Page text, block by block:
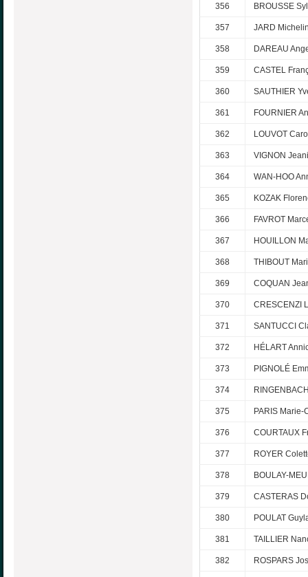
356 BROUSSE
357 JARD
358 DAREAU
359 CASTEL
360 SAUTHIER
361 FOURNIER
362 LOUVOT
363 VIGNON
364 WAN-HOO
365 KOZAK
366 FAVROT
367 HOUILLON
368 THIBOUT
369 COQUAN
370 CRESCENZI
371 SANTUCCI
372 HÉLART
373 PIGNOLÉ
374
375 PARIS Marie-
376 COURTAUX
377 ROYER
378 BOULAY-
379 CASTERAS
380 POULAT
381 TAILLIER
382 ROSPARS